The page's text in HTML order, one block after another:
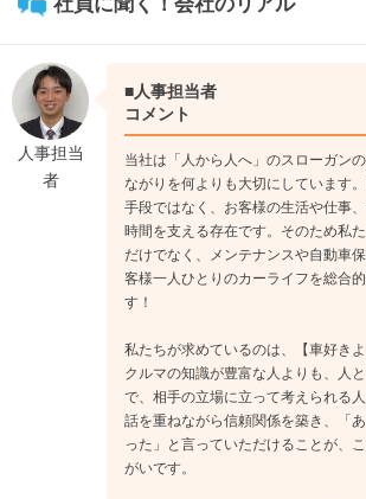
人事担当
者
■人事担当者
コメント
当社は「人から人へ」のスローガン
ながりを何よりも大切にしています
手段ではなく、お客様の生活や仕事
時間を支える存在です。そのため私
だけでなく、メンテナンスや自動車
客様一人ひとりのカーライフを総合
す！
私たちが求めているのは、【車好きよ
クルマの知識が豊富な人よりも、人
で、相手の立場に立って考えられる
話を重ねながら信頼関係を築き、「
った」と言っていただけることが、
がいです。